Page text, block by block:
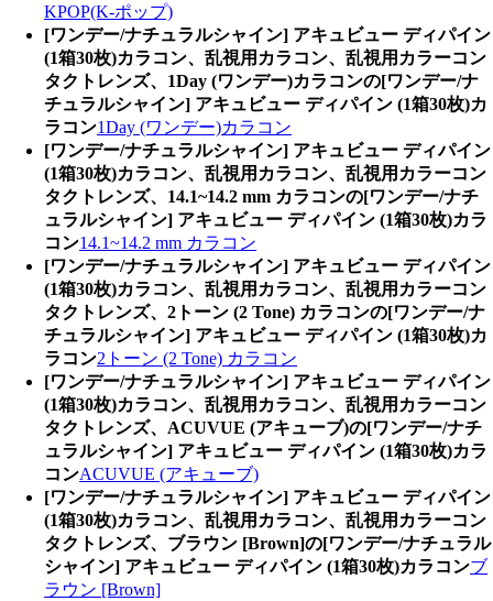
KPOP(K-ポップ)
[ワンデー/ナチュラルシャイン] アキュビュー ディパイン
(1箱30枚)カラコン、乱視用カラコン、乱視用カラーコン
タクトレンズ、1Day (ワンデー)カラコンの[ワンデー/ナ
チュラルシャイン] アキュビュー ディパイン (1箱30枚)カ
ラコン1Day (ワンデー)カラコン
[ワンデー/ナチュラルシャイン] アキュビュー ディパイン
(1箱30枚)カラコン、乱視用カラコン、乱視用カラーコン
タクトレンズ、14.1~14.2 mm カラコンの[ワンデー/ナチ
ュラルシャイン] アキュビュー ディパイン (1箱30枚)カラ
コン14.1~14.2 mm カラコン
[ワンデー/ナチュラルシャイン] アキュビュー ディパイン
(1箱30枚)カラコン、乱視用カラコン、乱視用カラーコン
タクトレンズ、2トーン (2 Tone) カラコンの[ワンデー/ナ
チュラルシャイン] アキュビュー ディパイン (1箱30枚)カ
ラコン2トーン (2 Tone) カラコン
[ワンデー/ナチュラルシャイン] アキュビュー ディパイン
(1箱30枚)カラコン、乱視用カラコン、乱視用カラーコン
タクトレンズ、ACUVUE (アキューブ)の[ワンデー/ナチ
ュラルシャイン] アキュビュー ディパイン (1箱30枚)カラ
コンACUVUE (アキューブ)
[ワンデー/ナチュラルシャイン] アキュビュー ディパイン
(1箱30枚)カラコン、乱視用カラコン、乱視用カラーコン
タクトレンズ、ブラウン [Brown]の[ワンデー/ナチュラル
シャイン] アキュビュー ディパイン (1箱30枚)カラコンブ
ラウン [Brown]